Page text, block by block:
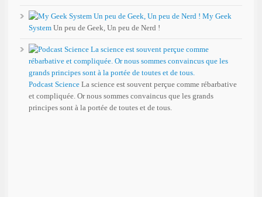
My Geek
System Un peu de Geek, Un peu de Nerd !
Podcast Science La science est souvent perçue comme rébarbative
et compliquée. Or nous sommes convaincus que les grands
principes sont à la portée de toutes et de tous.